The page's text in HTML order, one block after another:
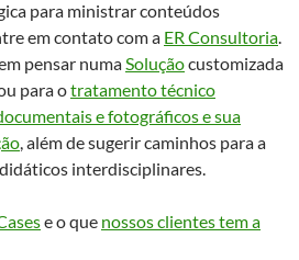
para ministrar conteúdos
em contato com a ER Consultoria.
pensar numaSoluçãocustomizada
para otratamento técnico
e fotográficos e sua
, além de sugerir caminhos para a
interdisciplinares.
e o que nossos clientes tem a